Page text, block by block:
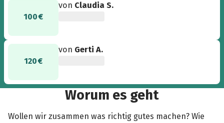
100 €
von Claudia S.
120 €
von Gerti A.
Worum es geht
Wollen wir zusammen was richtig gutes machen? Wie